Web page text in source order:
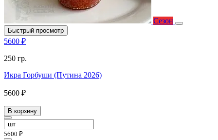
Сезон
Быстрый просмотр
5600 ₽
250 гр.
Икра Горбуши (Путина 2026)
5600 ₽
В корзину
5600 ₽